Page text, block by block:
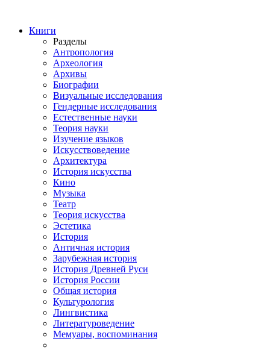
Книги
Разделы
Антропология
Археология
Архивы
Биографии
Визуальные исследования
Гендерные исследования
Естественные науки
Теория науки
Изучение языков
Искусствоведение
Архитектура
История искусства
Кино
Музыка
Театр
Теория искусства
Эстетика
История
Античная история
Зарубежная история
История Древней Руси
История России
Общая история
Культурология
Лингвистика
Литературоведение
Мемуары, воспоминания